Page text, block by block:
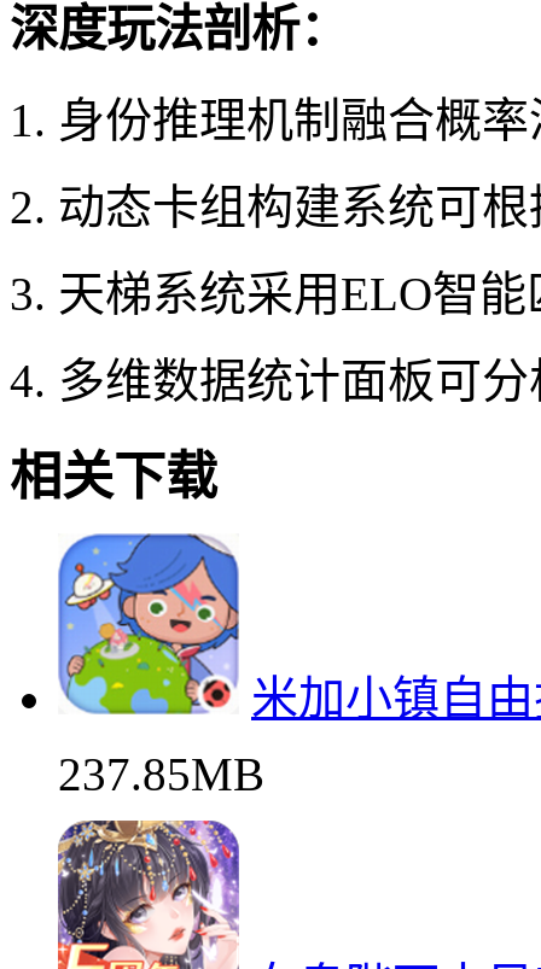
深度玩法剖析：
1. 身份推理机制融合概
2. 动态卡组构建系统可
3. 天梯系统采用ELO智
4. 多维数据统计面板可
相关下载
米加小镇自
237.85MB